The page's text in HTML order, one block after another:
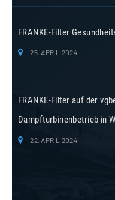
FRANKE-Filter
25. APRIL 2024
FRANKE-Filter auf der
Dampfturbinenbetrieb in
22. APRIL 2024